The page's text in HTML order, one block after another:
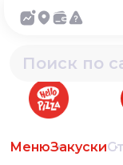
МенюЗакуски